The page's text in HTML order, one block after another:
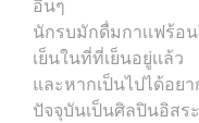
อื่นๆ
นักรบมักดื่มกาเเฟร้อ
เย็นในที่ที่เย็นอยู่เเล้ว
และหากเป็นไปได้อย
ปัจจุบันเป็นศิลปินอิสร